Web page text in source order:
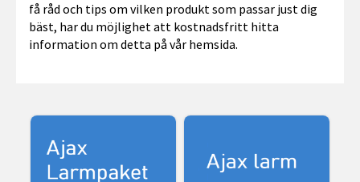
få råd och tips om vilken produkt som passar just dig
bäst, har du möjlighet att kostnadsfritt hitta
information om detta på vår hemsida.